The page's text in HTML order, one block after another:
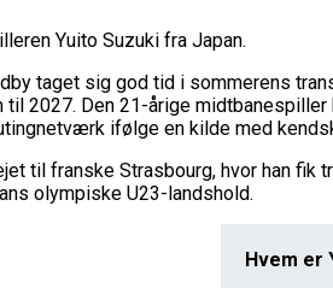
taget sig god tid i sommerens
til 2027. Den 21-årige
ifølge en kilde med
til franske Strasbourg, hvor han
olympiske U23-landshold.
Hvem er